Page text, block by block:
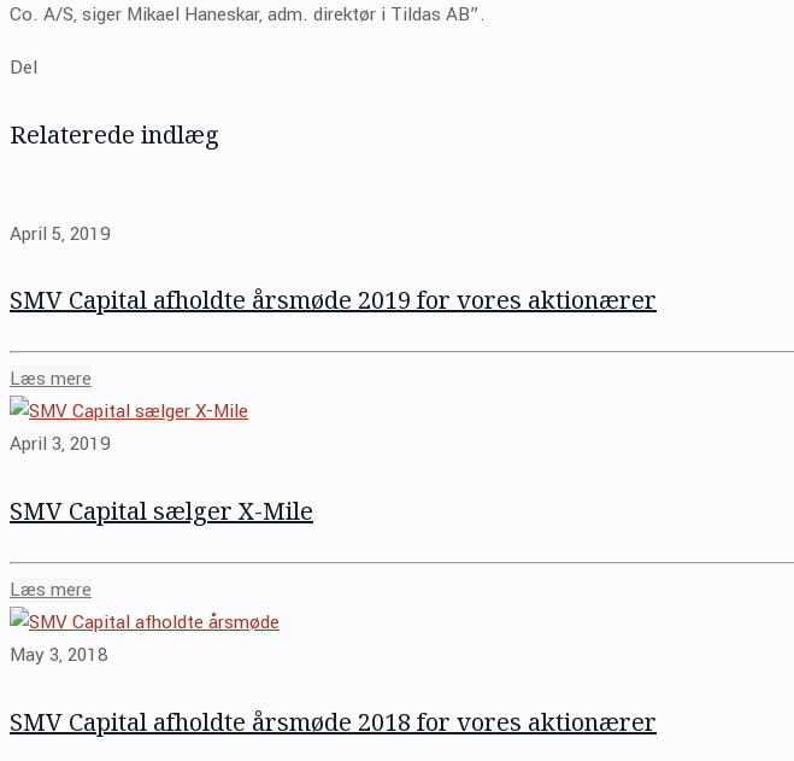
Co. A/S, siger Mikael Haneskar, adm. direktør i Tildas AB”.
Del
Relaterede indlæg
April 5, 2019
SMV Capital afholdte årsmøde 2019 for vores aktionærer
Læs mere
April 3, 2019
SMV Capital sælger X-Mile
Læs mere
May 3, 2018
SMV Capital afholdte årsmøde 2018 for vores aktionærer